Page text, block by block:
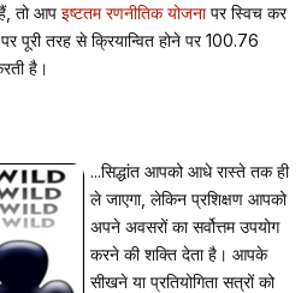
तो आप इष्टतम रणनीतिक योजनापर स्विच कर
पूरी तरह से क्रियान्वित होने पर 100.76
है।
...सिद्धांत आपको आधे रास्ते तक ही
ले जाएगा, लेकिन प्रशिक्षण आपको
अपने अवसरों का सर्वोत्तम उपयोग
करने की शक्ति देता है। आपके
सीखने या प्रतियोगिता सत्रों को